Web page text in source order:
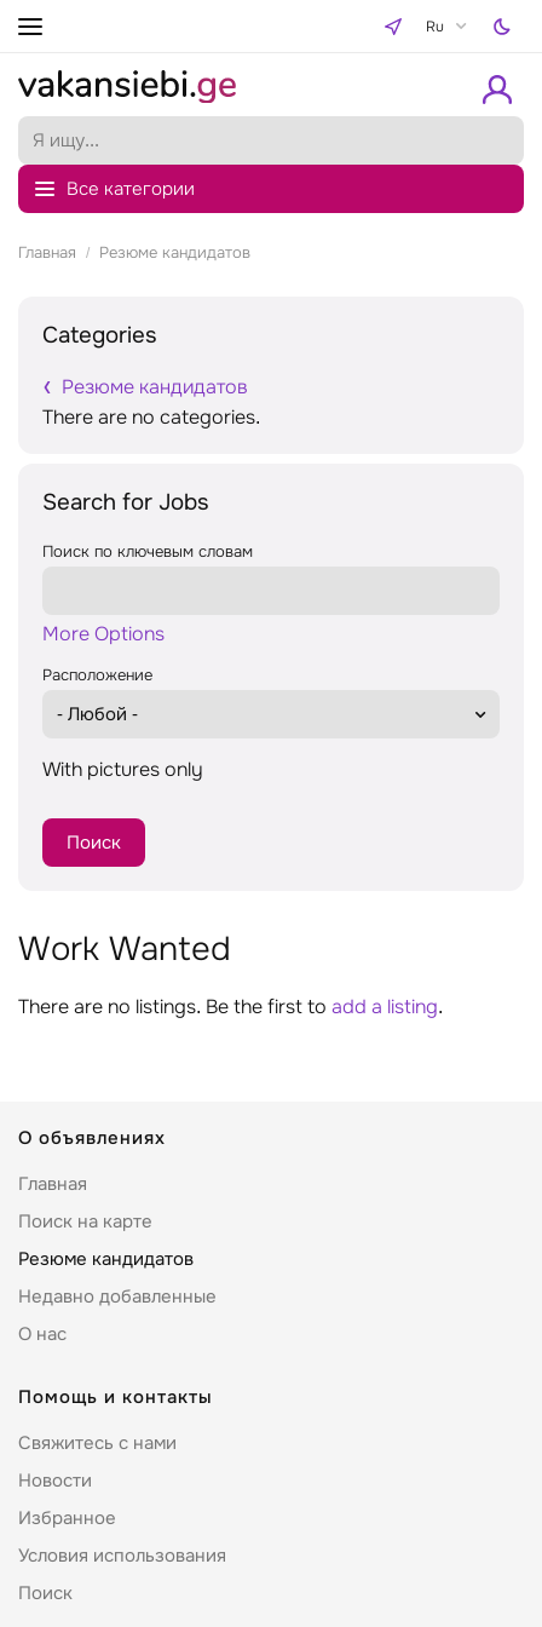
Ru
Все категории
Главная Резюме кандидатов
Categories
Резюме кандидатов
There are no categories.
Search for Jobs
Поиск по ключевым словам
More Options
Расположение
With pictures only
Work Wanted
There are no listings. Be the first to add a listing.
О объявлениях
Главная
Поиск на карте
Резюме кандидатов
Недавно добавленные
О нас
Помощь и контакты
Свяжитесь с нами
Новости
Избранное
Условия использования
Поиск